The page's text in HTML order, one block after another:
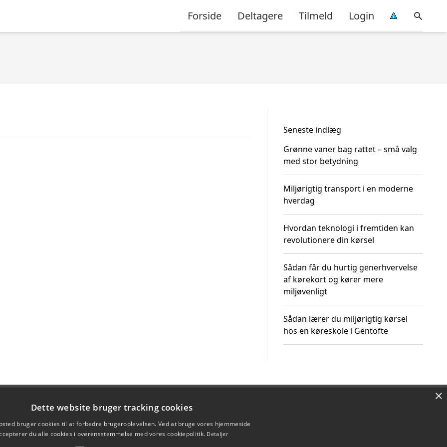
Forside Deltagere Tilmeld Login
Seneste indlæg
Grønne vaner bag rattet – små valg
med stor betydning
Miljørigtig transport i en moderne
hverdag
Hvordan teknologi i fremtiden kan
revolutionere din kørsel
Sådan får du hurtig generhvervelse
af kørekort og kører mere
miljøvenligt
Sådan lærer du miljørigtig kørsel
hos en køreskole i Gentofte
×
Dette website bruger tracking cookies
bruger cookies til at forbedre brugeroplevelsen. Ved at bruge vores hjemmeside
du alle cookies i overensstemmelse med vores cookiepolitik. Detaljer